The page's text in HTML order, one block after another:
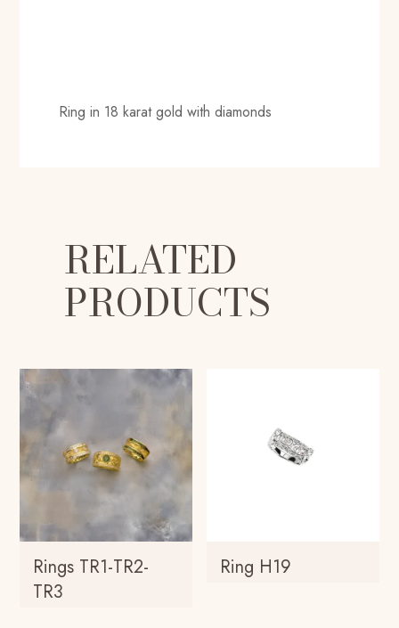
Ring in 18 karat gold with diamonds
RELATED
PRODUCTS
Rings TR1-TR2-
TR3
Ring H19